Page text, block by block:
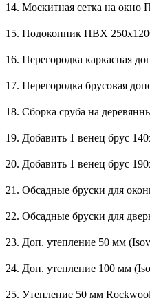
14. Москитная сетка на
15. Подоконник ПВХ
16. Перегородка каркасная
17. Перегородка брусовая
18. Сборка сруба на
19. Добавить 1 венец брус
20. Добавить 1 венец брус
21. Обсадные бруски для
22. Обсадные бруски для
23. Доп. утепление 50 мм
24. Доп. утепление 100 мм
25. Утепление 50 мм